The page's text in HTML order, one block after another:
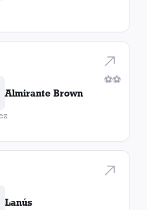
⚽⚽
Almirante Brown
Lanús